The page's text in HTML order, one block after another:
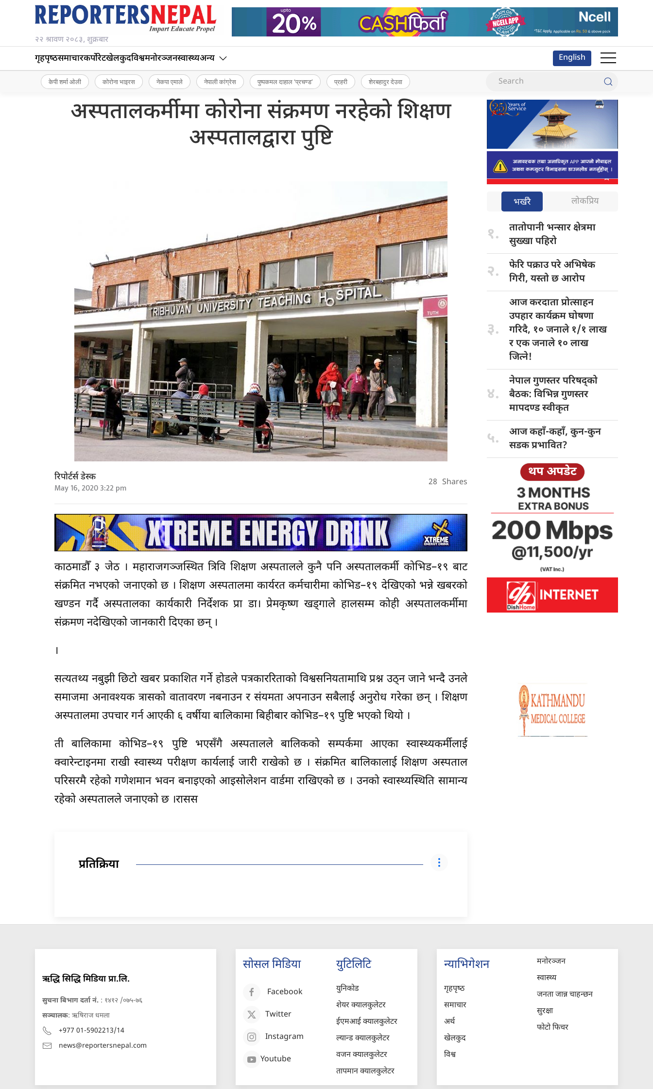
२२ श्रावण २०८३, शुक्रबार
गृहपृष्‍ठसमाचारकर्पोरेटखेलकुदविश्वमनोरञ्जनस्वास्थ्यअन्य English
केपी शर्मा ओली कोरोना भाइरस नेकपा एमाले नेपाली कांग्रेस पुष्पकमल दाहाल ‘प्रचण्ड’ प्रहरी शेरबहादुर देउवा
अस्पतालकर्मीमा कोरोना संक्रमण नरहेको शिक्षण
अस्पतालद्वारा पुष्टि
रिपोर्टर्स डेस्क
May 16, 2020 3:22 pm 28 Shares
काठमाडौँ ३ जेठ । महाराजगञ्जस्थित त्रिवि शिक्षण अस्पतालले कुनै पनि अस्पतालकर्मी कोभिड–१९ बाट
संक्रमित नभएको जनाएको छ । शिक्षण अस्पतालमा कार्यरत कर्मचारीमा कोभिड–१९ देखिएको भन्ने खबरको
खण्डन गर्दै अस्पतालका कार्यकारी निर्देशक प्रा डा। प्रेमकृष्ण खड्गाले हालसम्म कोही अस्पतालकर्मीमा
संक्रमण नदेखिएको जानकारी दिएका छन् ।
।
सत्यतथ्य नबुझी छिटो खबर प्रकाशित गर्ने होडले पत्रकाररिताको विश्वसनियतामाथि प्रश्न उठ्न जाने भन्दै उनले
समाजमा अनावश्यक त्रासको वातावरण नबनाउन र संयमता अपनाउन सबैलाई अनुरोध गरेका छन् । शिक्षण
अस्पतालमा उपचार गर्न आएकी ६ वर्षीया बालिकामा बिहीबार कोभिड–१९ पुष्टि भएको थियो ।
ती बालिकामा कोभिड–१९ पुष्टि भएसँगै अस्पतालले बालिकको सम्पर्कमा आएका स्वास्थ्यकर्मीलाई
क्वारेन्टाइनमा राखी स्वास्थ्य परीक्षण कार्यलाई जारी राखेको छ । संक्रमित बालिकालाई शिक्षण अस्पताल
परिसरमै रहेको गणेशमान भवन बनाइएको आइसोलेशन वार्डमा राखिएको छ । उनको स्वास्थ्यस्थिति सामान्य
रहेको अस्पतालले जनाएको छ ।रासस
प्रतिक्रिया
भर्खरै लोकप्रिय
१. तातोपानी भन्सार क्षेत्रमा
सुख्खा पहिरो
२. फेरि पक्राउपरे अभिषेक
गिरी, यस्तो छ आरोप
३.
आज करदाताप्रोत्साहन
उपहार कार्यक्रम घोषणा
गरिदै, १० जनाले १/१ लाख
र एक जनाले १० लाख
जित्ने!
४.
नेपाल गुणस्तरपरिषद्को
बैठक: विभिन्न गुणस्तर
मापदण्ड स्वीकृत
५. आज कहाँ-कहाँ, कुन-कुन
सडक प्रभावित?
थप अपडेट
ऋद्धि सिद्धि मिडिया प्रा.लि.
सुचना बिभाग दर्ता नं. : १४१२ /०७५-७६
सञ्चालक: ऋषिराज धमला
+977 01-5902213/14
news@reportersnepal.com
सोसल मिडिया
Facebook
Twitter
Instagram
Youtube
युटिलिटि
युनिकोड
शेयर क्यालकुलेटर
ईएमआई क्यालकुलेटर
ल्यान्ड क्यालकुलेटर
वजन क्यालकुलेटर
तापमान क्यालकुलेटर
न्याभिगेशन
गृहपृष्‍ठ
समाचार
अर्थ
खेलकुद
विश्व
मनोरञ्जन
स्वास्थ्य
जनता जान्न चाहन्छन
सुरक्षा
फोटो फिचर